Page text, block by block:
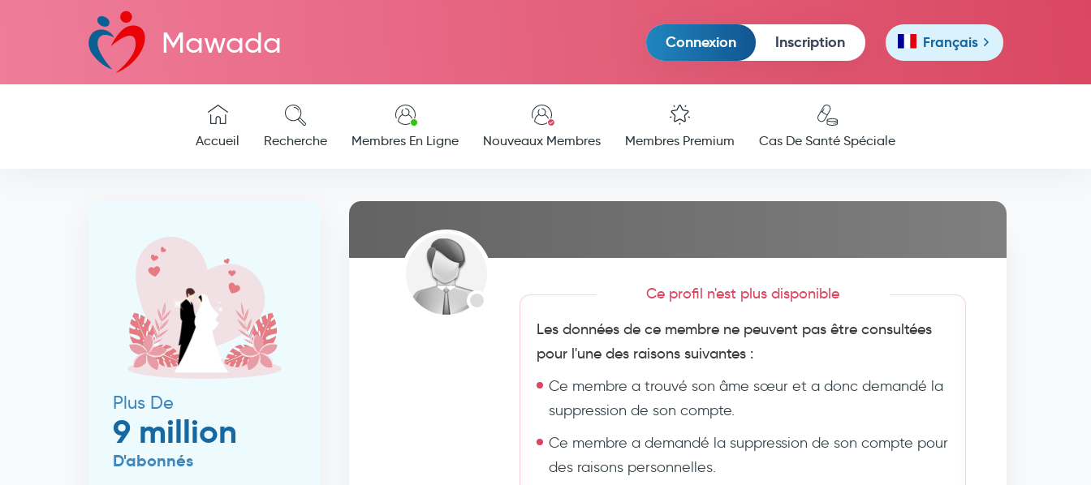
Mawada Connexion Inscription Français
Accueil Recherche Membres En Ligne Nouveaux Membres Membres Premium Cas De Santé Spéciale
Plus De
9 million
D'abonnés
Ce profil n'est plus disponible
Les données de ce membre ne peuvent pas être consultées
pour l'une des raisons suivantes :
Ce membre a trouvé son âme sœur et a donc demandé la
suppression de son compte.
Ce membre a demandé la suppression de son compte pour
des raisons personnelles.